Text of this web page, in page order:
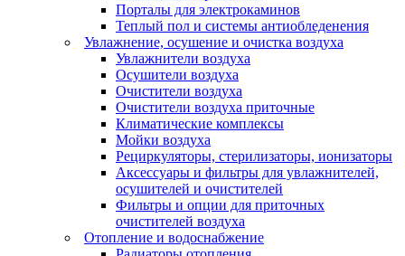
Порталы для электрокаминов
Теплый пол и системы антиобледенения
Увлажнение, осушение и очистка воздуха
Увлажнители воздуха
Осушители воздуха
Очистители воздуха
Очистители воздуха приточные
Климатические комплексы
Мойки воздуха
Рециркуляторы, стерилизаторы, ионизаторы
Аксессуары и фильтры для увлажнителей,
осушителей и очистителей
Фильтры и опции для приточных
очистителей воздуха
Отопление и водоснабжение